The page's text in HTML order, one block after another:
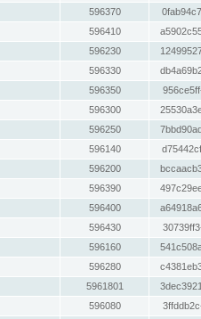
596370
596410
596230
596330
596350
596300
596250
596140
596200
596390
596400
596430
596160
596280
5961801
596080